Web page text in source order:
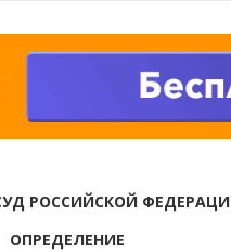
РОССИЙСКОЙ
ОПРЕДЕЛЕНИЕ